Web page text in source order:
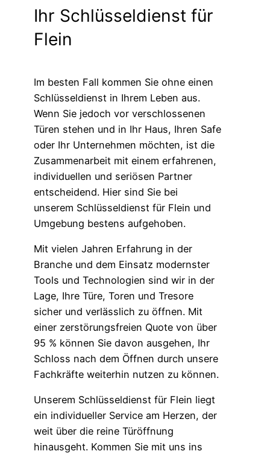
Ihr Schlüsseldienst für
Flein
Im besten Fall kommen Sie ohne einen
Schlüsseldienst in Ihrem Leben aus.
Wenn Sie jedoch vor verschlossenen
Türen stehen und in Ihr Haus, Ihren Safe
oder Ihr Unternehmen möchten, ist die
Zusammenarbeit mit einem erfahrenen,
individuellen und seriösen Partner
entscheidend. Hier sind Sie bei
unserem Schlüsseldienst für Flein und
Umgebung bestens aufgehoben.
Mit vielen Jahren Erfahrung in der
Branche und dem Einsatz modernster
Tools und Technologien sind wir in der
Lage, Ihre Türe, Toren und Tresore
sicher und verlässlich zu öffnen. Mit
einer zerstörungsfreien Quote von über
95 % können Sie davon ausgehen, Ihr
Schloss nach dem Öffnen durch unsere
Fachkräfte weiterhin nutzen zu können.
Unserem Schlüsseldienst für Flein liegt
ein individueller Service am Herzen, der
weit über die reine Türöffnung
hinausgeht. Kommen Sie mit uns ins